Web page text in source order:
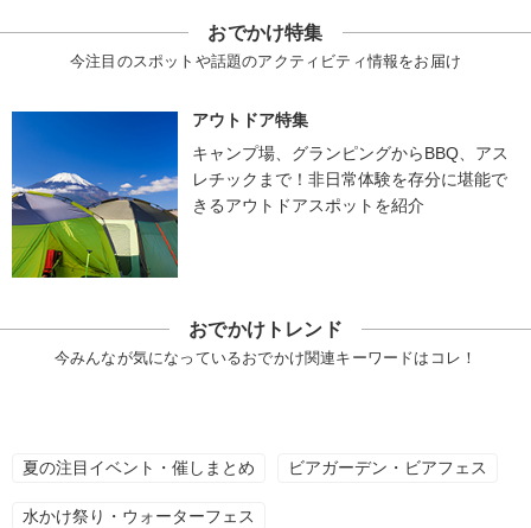
おでかけ特集
今注目のスポットや話題のアクティビティ情報をお届け
アウトドア特集
キャンプ場、グランピングからBBQ、アス
レチックまで！非日常体験を存分に堪能で
きるアウトドアスポットを紹介
おでかけトレンド
今みんなが気になっているおでかけ関連キーワードはコレ！
夏の注目イベント・催しまとめ ビアガーデン・ビアフェス
水かけ祭り・ウォーターフェス